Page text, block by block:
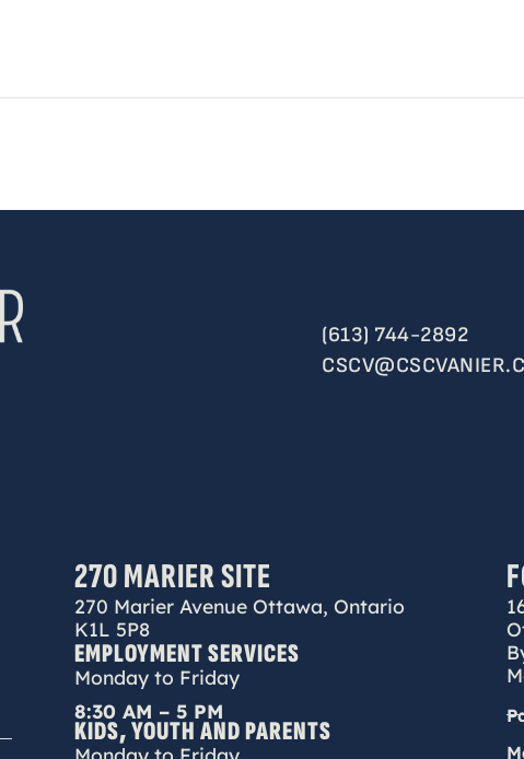
(613) 744-2892
270 MARIER SITE
270 Marier Avenue Ottawa, Ontario
K1L 5P8
EMPLOYMENT SERVICES
Monday to Friday
8:30 AM – 5 PM
KIDS, YOUTH AND PARENTS